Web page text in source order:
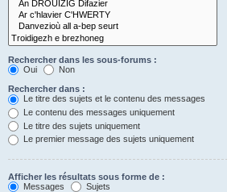
Rechercher dans les sous-forums :
Oui
Non
Rechercher dans :
Le titre des sujets et le contenu des messages
Le contenu des messages uniquement
Le titre des sujets uniquement
Le premier message des sujets uniquement
Afficher les résultats sous forme de :
Messages
Sujets